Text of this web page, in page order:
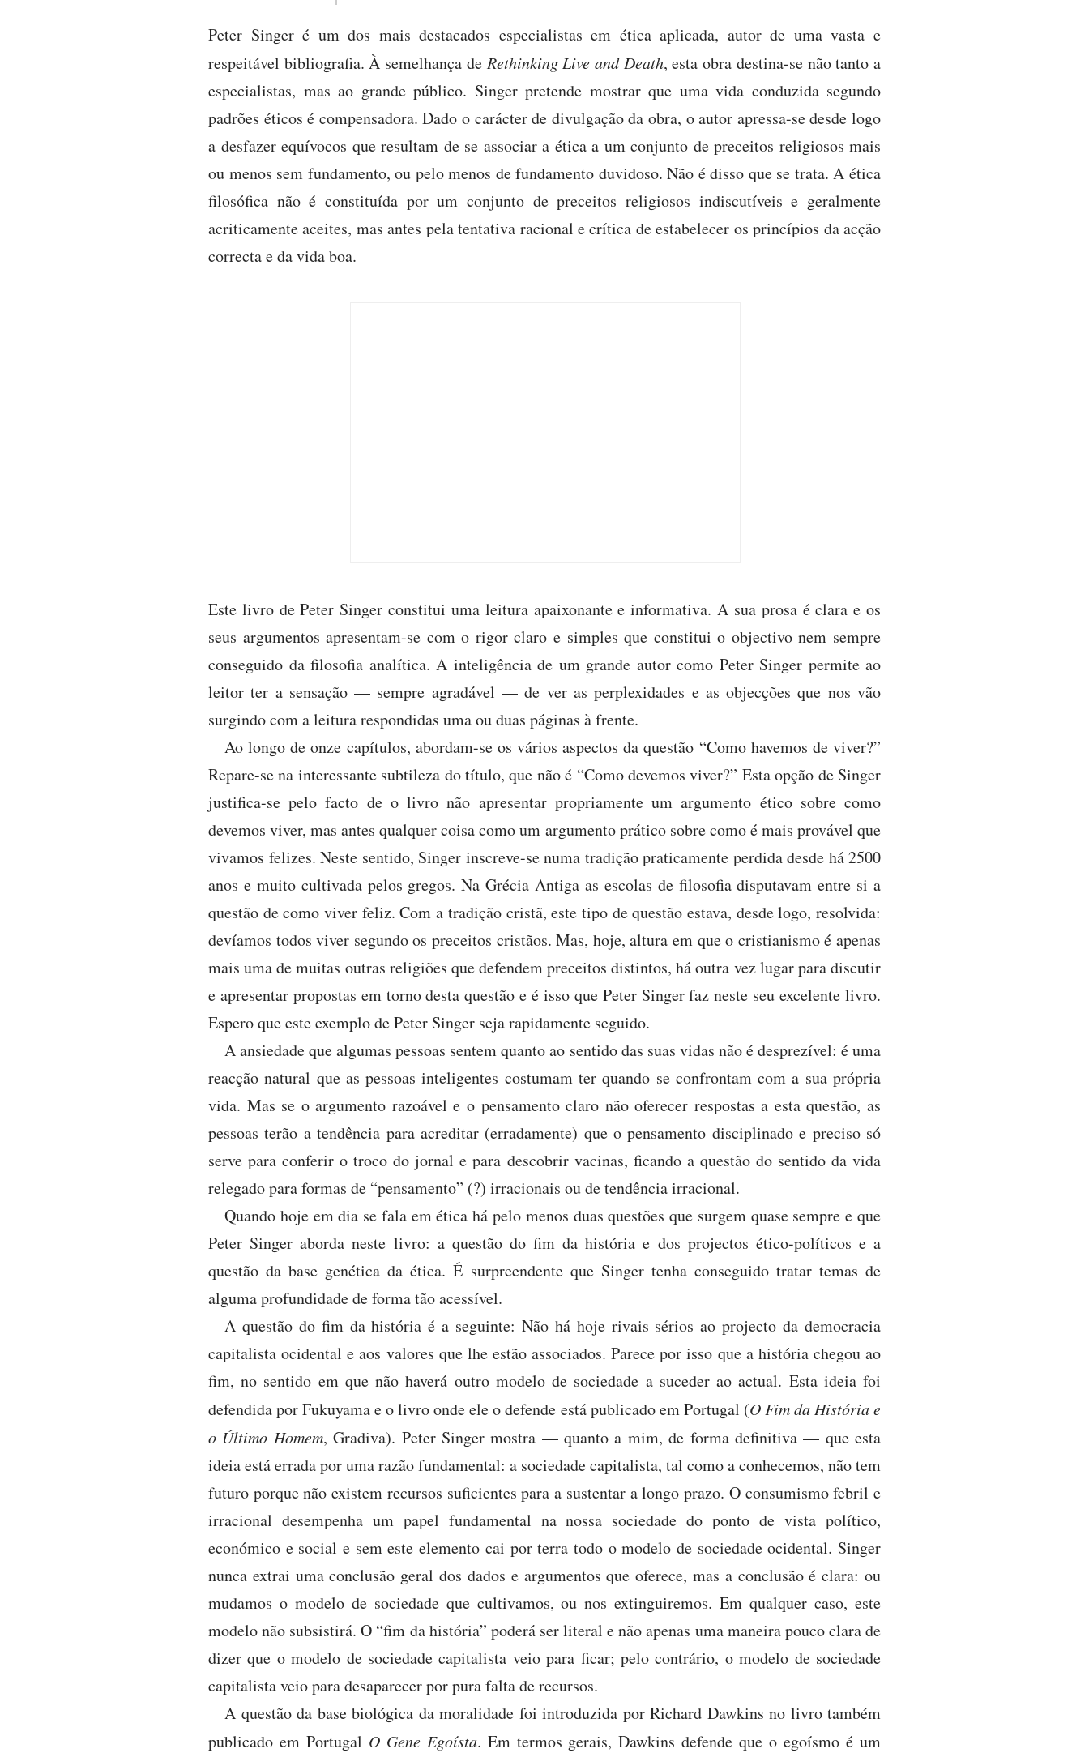
Peter Singer é um dos mais destacados especialistas em ética aplicada, autor de uma vasta e
respeitável bibliografia. À semelhança de Rethinking Live and Death, esta obra destina-se não tanto a
especialistas, mas ao grande público. Singer pretende mostrar que uma vida conduzida segundo
padrões éticos é compensadora. Dado o carácter de divulgação da obra, o autor apressa-se desde logo
a desfazer equívocos que resultam de se associar a ética a um conjunto de preceitos religiosos mais
ou menos sem fundamento, ou pelo menos de fundamento duvidoso. Não é disso que se trata. A ética
filosófica não é constituída por um conjunto de preceitos religiosos indiscutíveis e geralmente
acriticamente aceites, mas antes pela tentativa racional e crítica de estabelecer os princípios da acção
correcta e da vida boa.
Este livro de Peter Singer constitui uma leitura apaixonante e informativa. A sua prosa é clara e os
seus argumentos apresentam-se com o rigor claro e simples que constitui o objectivo nem sempre
conseguido da filosofia analítica. A inteligência de um grande autor como Peter Singer permite ao
leitor ter a sensação — sempre agradável — de ver as perplexidades e as objecções que nos vão
surgindo com a leitura respondidas uma ou duas páginas à frente.
Ao longo de onze capítulos, abordam-se os vários aspectos da questão “Como havemos de viver?”
Repare-se na interessante subtileza do título, que não é “Como devemos viver?” Esta opção de Singer
justifica-se pelo facto de o livro não apresentar propriamente um argumento ético sobre como
devemos viver, mas antes qualquer coisa como um argumento prático sobre como é mais provável que
vivamos felizes. Neste sentido, Singer inscreve-se numa tradição praticamente perdida desde há 2500
anos e muito cultivada pelos gregos. Na Grécia Antiga as escolas de filosofia disputavam entre si a
questão de como viver feliz. Com a tradição cristã, este tipo de questão estava, desde logo, resolvida:
devíamos todos viver segundo os preceitos cristãos. Mas, hoje, altura em que o cristianismo é apenas
mais uma de muitas outras religiões que defendem preceitos distintos, há outra vez lugar para discutir
e apresentar propostas em torno desta questão e é isso que Peter Singer faz neste seu excelente livro.
Espero que este exemplo de Peter Singer seja rapidamente seguido.
A ansiedade que algumas pessoas sentem quanto ao sentido das suas vidas não é desprezível: é uma
reacção natural que as pessoas inteligentes costumam ter quando se confrontam com a sua própria
vida. Mas se o argumento razoável e o pensamento claro não oferecer respostas a esta questão, as
pessoas terão a tendência para acreditar (erradamente) que o pensamento disciplinado e preciso só
serve para conferir o troco do jornal e para descobrir vacinas, ficando a questão do sentido da vida
relegado para formas de “pensamento” (?) irracionais ou de tendência irracional.
Quando hoje em dia se fala em ética há pelo menos duas questões que surgem quase sempre e que
Peter Singer aborda neste livro: a questão do fim da história e dos projectos ético-políticos e a
questão da base genética da ética. É surpreendente que Singer tenha conseguido tratar temas de
alguma profundidade de forma tão acessível.
A questão do fim da história é a seguinte: Não há hoje rivais sérios ao projecto da democracia
capitalista ocidental e aos valores que lhe estão associados. Parece por isso que a história chegou ao
fim, no sentido em que não haverá outro modelo de sociedade a suceder ao actual. Esta ideia foi
defendida por Fukuyama e o livro onde ele o defende está publicado em Portugal (O Fim da História e
o Último Homem, Gradiva). Peter Singer mostra — quanto a mim, de forma definitiva — que esta
ideia está errada por uma razão fundamental: a sociedade capitalista, tal como a conhecemos, não tem
futuro porque não existem recursos suficientes para a sustentar a longo prazo. O consumismo febril e
irracional desempenha um papel fundamental na nossa sociedade do ponto de vista político,
económico e social e sem este elemento cai por terra todo o modelo de sociedade ocidental. Singer
nunca extrai uma conclusão geral dos dados e argumentos que oferece, mas a conclusão é clara: ou
mudamos o modelo de sociedade que cultivamos, ou nos extinguiremos. Em qualquer caso, este
modelo não subsistirá. O “fim da história” poderá ser literal e não apenas uma maneira pouco clara de
dizer que o modelo de sociedade capitalista veio para ficar; pelo contrário, o modelo de sociedade
capitalista veio para desaparecer por pura falta de recursos.
A questão da base biológica da moralidade foi introduzida por Richard Dawkins no livro também
publicado em Portugal O Gene Egoísta. Em termos gerais, Dawkins defende que o egoísmo é um